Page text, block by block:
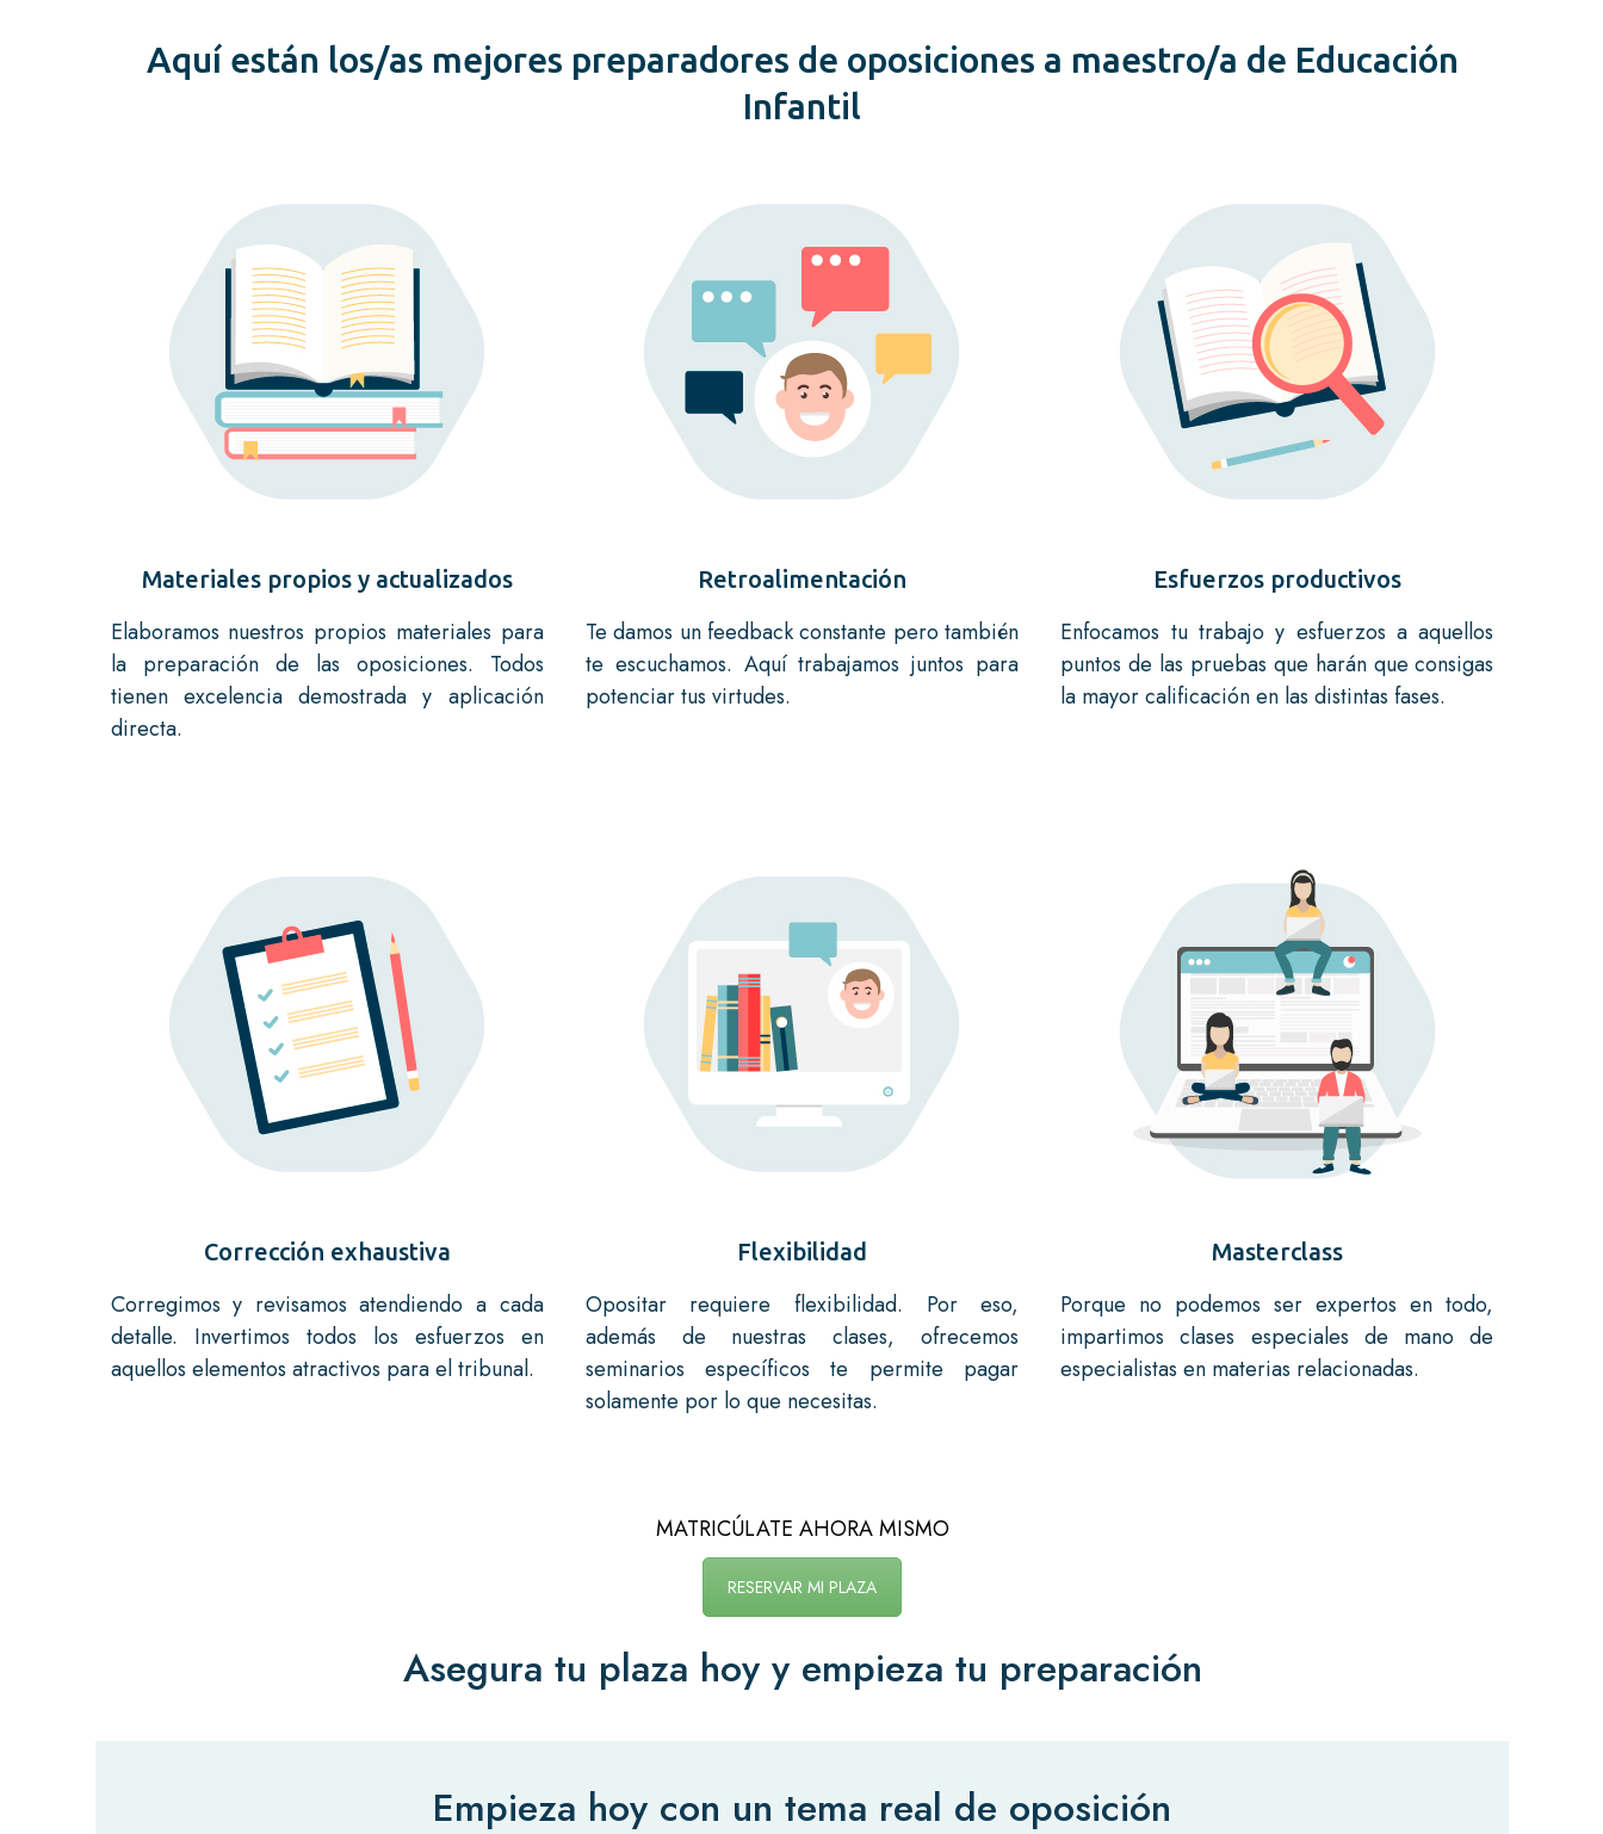
Aquí están los/as mejores preparadores de oposiciones a maestro/a de Educación
Infantil
Materiales propios y actualizados
Elaboramos nuestros propios materiales para
la preparación de las oposiciones. Todos
tienen excelencia demostrada y aplicación
directa.
Retroalimentación
Te damos un feedback constante pero también
te escuchamos. Aquí trabajamos juntos para
potenciar tus virtudes.
Esfuerzos productivos
Enfocamos tu trabajo y esfuerzos a aquellos
puntos de las pruebas que harán que consigas
la mayor calificación en las distintas fases.
Corrección exhaustiva
Corregimos y revisamos atendiendo a cada
detalle. Invertimos todos los esfuerzos en
aquellos elementos atractivos para el tribunal.
Flexibilidad
Opositar requiere flexibilidad. Por eso,
además de nuestras clases, ofrecemos
seminarios específicos te permite pagar
solamente por lo que necesitas.
Masterclass
Porque no podemos ser expertos en todo,
impartimos clases especiales de mano de
especialistas en materias relacionadas.
MATRICÚLATE AHORA MISMO
RESERVAR MI PLAZA
Asegura tu plaza hoy y empieza tu preparación
Empieza hoy con un tema real de oposición